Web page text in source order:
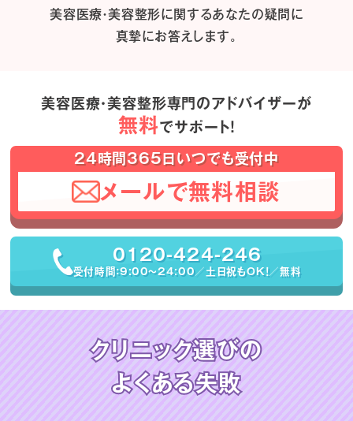
美容医療・美容整形に関するあなたの疑問に
真摯にお答えします。
美容医療・美容整形専門のアドバイザーが
無料でサポート！
24時間365日いつでも受付中
メールで無料相談
0120-424-246
受付時間：9:00〜24:00／土日祝もOK！／無料
クリニック選びの
よくある失敗